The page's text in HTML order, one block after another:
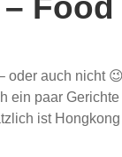
oder auch nicht
ein paar
ist